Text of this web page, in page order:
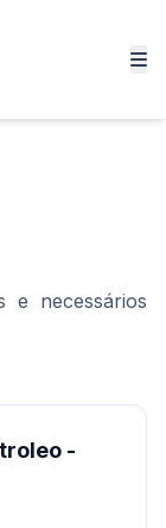
e necessários
-